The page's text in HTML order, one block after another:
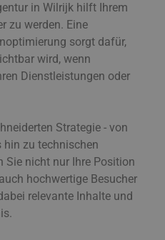
in Wilrijk hilft Ihrem
zu werden. Eine
sorgt dafür,
wird, wenn
Dienstleistungen oder
Strategie - von
hin zu technischen
Sie nicht nur Ihre Position
hochwertige Besucher
relevante Inhalte und